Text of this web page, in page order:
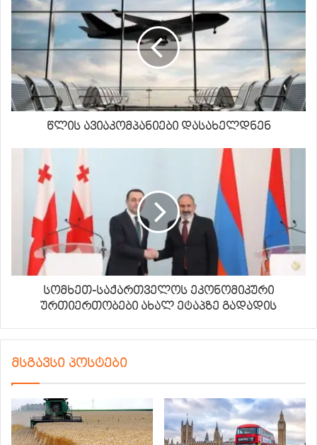
წლის ავიაკომპანიები დასახელდნენ
სომხეთ-საქართველოს ეკონომიკური
ურთიერთობები ახალ ეტაპზე გადადის
მსგავსი პოსტები